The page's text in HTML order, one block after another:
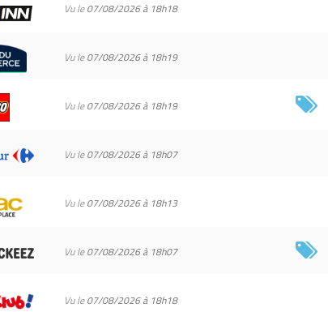
Vu le07/08/2026 à 18h18
Vu le07/08/2026 à 18h19
Vu le07/08/2026 à 18h19
Vu le07/08/2026 à 18h07
Vu le07/08/2026 à 18h13
Vu le07/08/2026 à 18h07
Vu le07/08/2026 à 18h18